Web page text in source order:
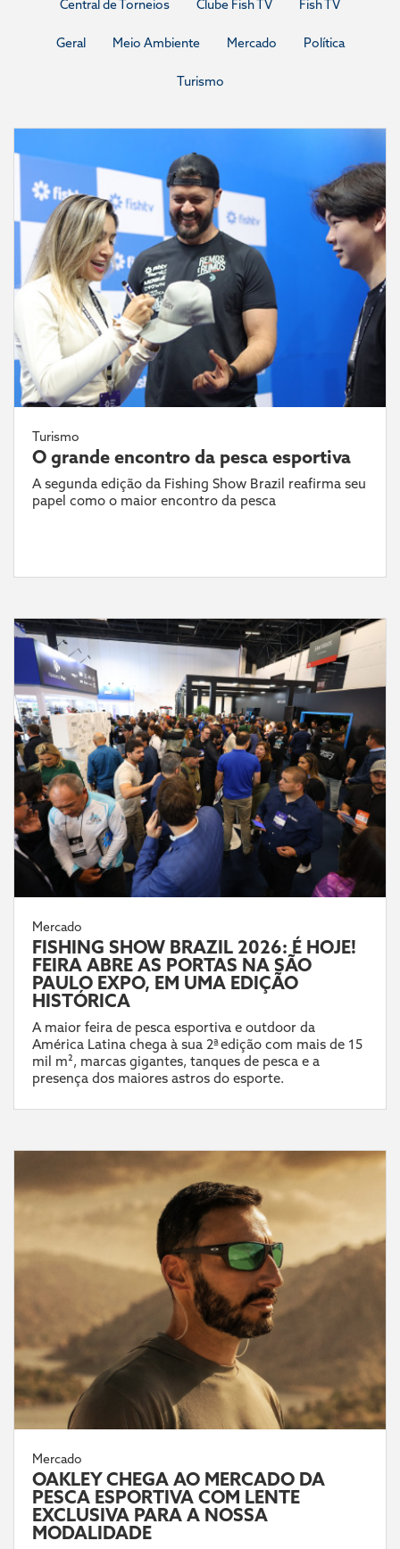
Central de Torneios Clube Fish TV Fish TV
Geral Meio Ambiente Mercado Política
Turismo
Turismo
O grande encontro da pesca esportiva
A segunda edição da Fishing Show Brazil reafirma seu
papel como o maior encontro da pesca
Mercado
FISHING SHOW BRAZIL 2026: É HOJE!
FEIRA ABRE AS PORTAS NA SÃO
PAULO EXPO, EM UMA EDIÇÃO
HISTÓRICA
A maior feira de pesca esportiva e outdoor da
América Latina chega à sua 2ª edição com mais de 15
mil m², marcas gigantes, tanques de pesca e a
presença dos maiores astros do esporte.
Mercado
OAKLEY CHEGA AO MERCADO DA
PESCA ESPORTIVA COM LENTE
EXCLUSIVA PARA A NOSSA
MODALIDADE